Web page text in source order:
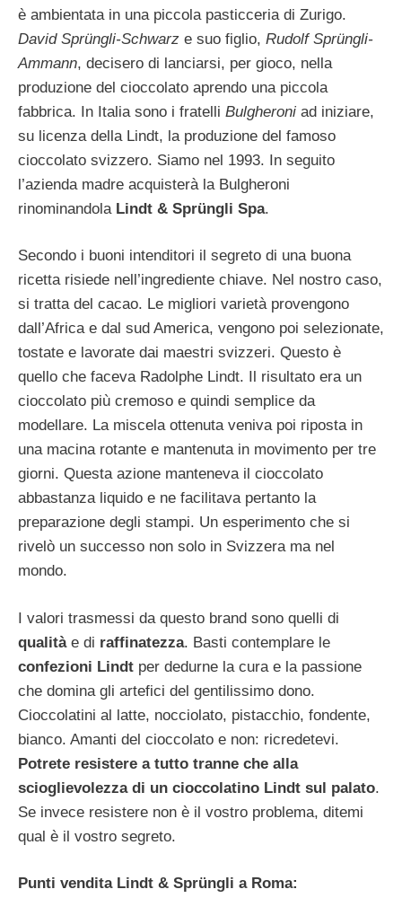
è ambientata in una piccola pasticceria di Zurigo.
David Sprüngli-Schwarz e suo figlio, Rudolf Sprüngli-
Ammann, decisero di lanciarsi, per gioco, nella
produzione del cioccolato aprendo una piccola
fabbrica. In Italia sono i fratelli Bulgheroni ad iniziare,
su licenza della Lindt, la produzione del famoso
cioccolato svizzero. Siamo nel 1993. In seguito
l’azienda madre acquisterà la Bulgheroni
rinominandola Lindt & Sprüngli Spa.
Secondo i buoni intenditori il segreto di una buona
ricetta risiede nell’ingrediente chiave. Nel nostro caso,
si tratta del cacao. Le migliori varietà provengono
dall’Africa e dal sud America, vengono poi selezionate,
tostate e lavorate dai maestri svizzeri. Questo è
quello che faceva Radolphe Lindt. Il risultato era un
cioccolato più cremoso e quindi semplice da
modellare. La miscela ottenuta veniva poi riposta in
una macina rotante e mantenuta in movimento per tre
giorni. Questa azione manteneva il cioccolato
abbastanza liquido e ne facilitava pertanto la
preparazione degli stampi. Un esperimento che si
rivelò un successo non solo in Svizzera ma nel
mondo.
I valori trasmessi da questo brand sono quelli di
qualità e di raffinatezza. Basti contemplare le
confezioni Lindt per dedurne la cura e la passione
che domina gli artefici del gentilissimo dono.
Cioccolatini al latte, nocciolato, pistacchio, fondente,
bianco. Amanti del cioccolato e non: ricredetevi.
Potrete resistere a tutto tranne che alla
scioglievolezza di un cioccolatino Lindt sul palato.
Se invece resistere non è il vostro problema, ditemi
qual è il vostro segreto.
Punti vendita Lindt & Sprüngli a Roma: